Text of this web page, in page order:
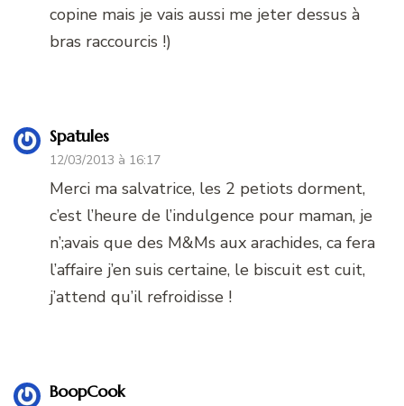
copine mais je vais aussi me jeter dessus à
bras raccourcis !)
Spatules
12/03/2013 à 16:17
Merci ma salvatrice, les 2 petiots dorment,
c’est l’heure de l’indulgence pour maman, je
n’;avais que des M&Ms aux arachides, ca fera
l’affaire j’en suis certaine, le biscuit est cuit,
j’attend qu’il refroidisse !
BoopCook